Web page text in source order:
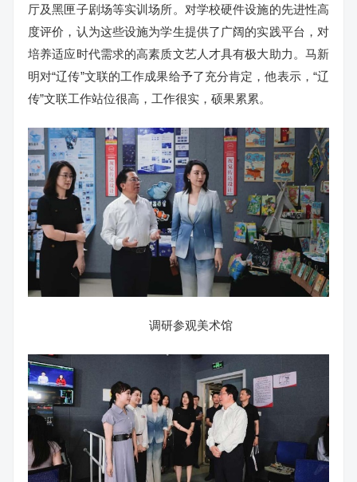
厅及黑匣子剧场等实训场所。对学校硬件设施的先进性高
度评价，认为这些设施为学生提供了广阔的实践平台，对
培养适应时代需求的高素质文艺人才具有极大助力。马新
明对“辽传”文联的工作成果给予了充分肯定，他表示，“辽
传”文联工作站位很高，工作很实，硕果累累。
调研参观美术馆